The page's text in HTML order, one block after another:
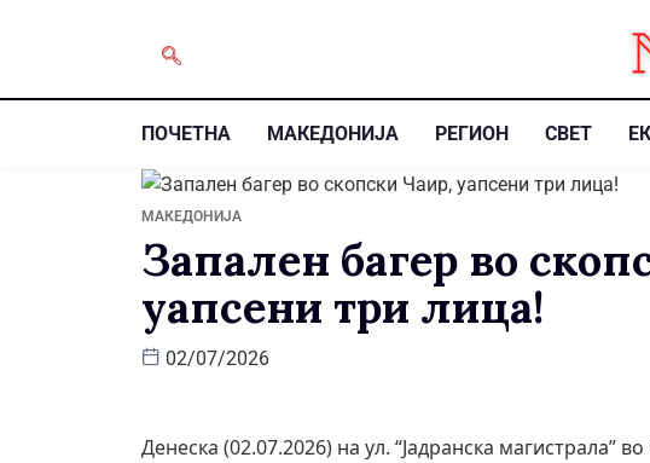
ПОЧЕТНА МАКЕДОНИЈА РЕГИОН СВЕТ
МАКЕДОНИЈА
Запален багер во
уапсени три лица!
02/07/2026
Денеска (02.07.2026) на ул. “Јадранска магистрала”